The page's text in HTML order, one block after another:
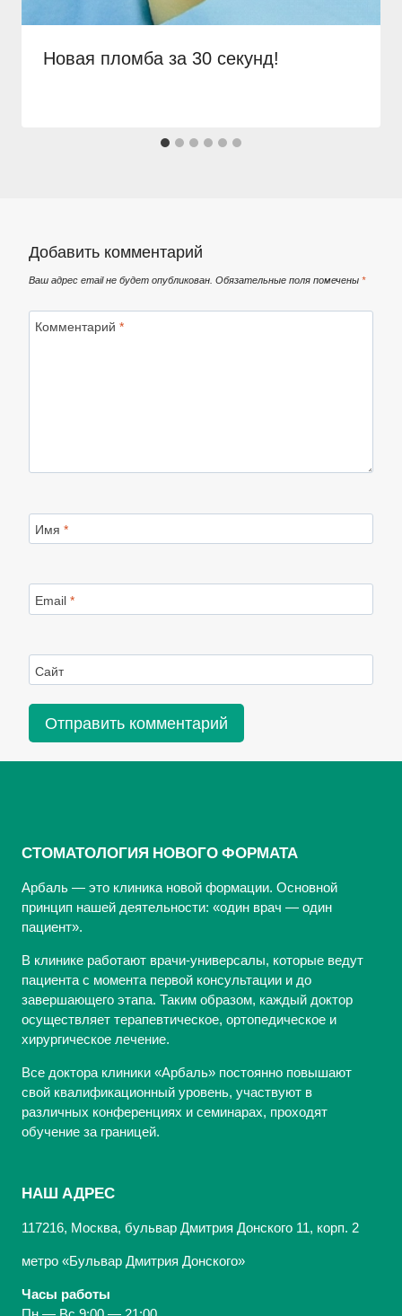
Новая пломба за 30 секунд!
Добавить комментарий
Ваш адрес email не будет опубликован. Обязательные поля помечены *
Комментарий *
Имя *
Email *
Сайт
СТОМАТОЛОГИЯ НОВОГО ФОРМАТА
Арбаль — это клиника новой формации. Основной
принцип нашей деятельности: «один врач — один
пациент».
В клинике работают врачи-универсалы, которые ведут
пациента с момента первой консультации и до
завершающего этапа. Таким образом, каждый доктор
осуществляет терапевтическое, ортопедическое и
хирургическое лечение.
Все доктора клиники «Арбаль» постоянно повышают
свой квалификационный уровень, участвуют в
различных конференциях и семинарах, проходят
обучение за границей.
НАШ АДРЕС
117216, Москва, бульвар Дмитрия Донского 11, корп. 2
метро «Бульвар Дмитрия Донского»
Часы работы